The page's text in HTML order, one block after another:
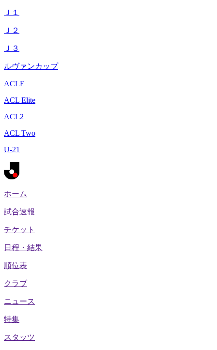
Ｊ１
Ｊ２
Ｊ３
ルヴァンカップ
ACLE
ACL Elite
ACL2
ACL Two
U-21
ホーム
試合速報
チケット
日程・結果
順位表
クラブ
ニュース
特集
スタッツ